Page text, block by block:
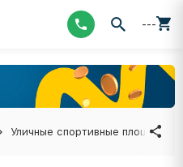
---
Уличные спортивные площадки